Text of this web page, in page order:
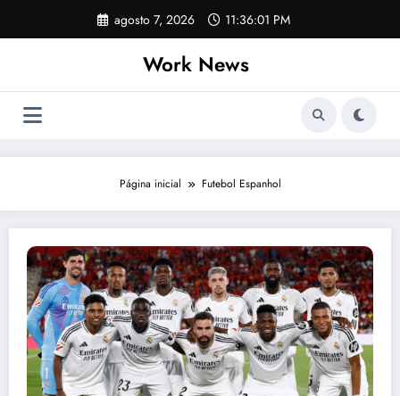
o
agosto 7, 2026 11:36:01 PM
Work News
Página inicial Futebol Espanhol